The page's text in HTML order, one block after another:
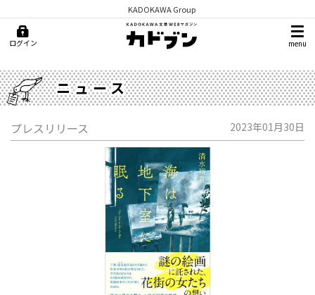
KADOKAWA Group
ログイン menu
ニュース
プレスリリース 2023年01月30日